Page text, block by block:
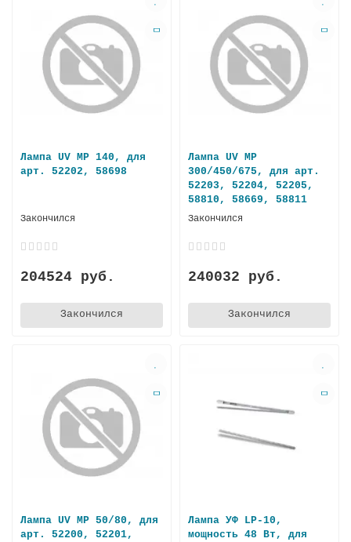
Лампа UV MP 140, для
арт. 52202, 58698
Закончился
204524 руб.
Закончился
Лампа UV MP
300/450/675, для арт.
52203, 52204, 52205,
58810, 58669, 58811
Закончился
240032 руб.
Закончился
Лампа UV MP 50/80, для
арт. 52200, 52201,
Лампа УФ LP-10,
мощность 48 Вт, для